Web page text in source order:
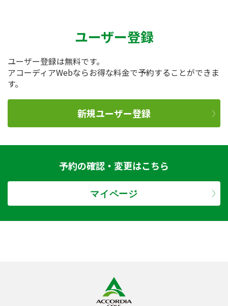
ユーザー登録
ユーザー登録は無料です。
アコーディアWebならお得な料金で予約することができま
す。
新規ユーザー登録
予約の確認・変更はこちら
マイページ